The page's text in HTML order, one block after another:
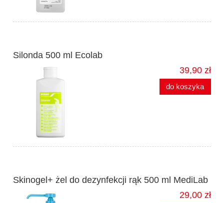
Silonda 500 ml Ecolab
39,90 zł
do koszyka
Skinogel+ żel do dezynfekcji rąk 500 ml MediLab
29,00 zł